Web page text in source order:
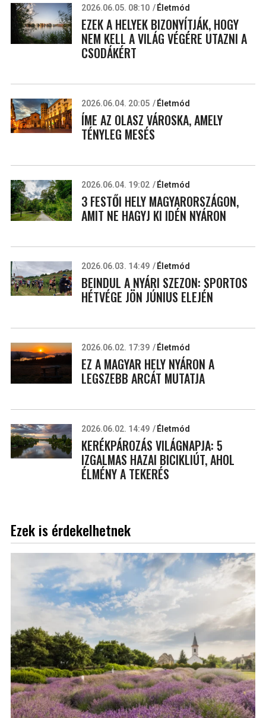
2026.06.05. 08:10 Életmód
EZEK A HELYEK BIZONYÍTJÁK, HOGY
NEM KELL A VILÁG VÉGÉRE UTAZNI A
CSODÁKÉRT
2026.06.04. 20:05 Életmód
ÍME AZ OLASZ VÁROSKA, AMELY
TÉNYLEG MESÉS
2026.06.04. 19:02 Életmód
3 FESTŐI HELY MAGYARORSZÁGON,
AMIT NE HAGYJ KI IDÉN NYÁRON
2026.06.03. 14:49 Életmód
BEINDUL A NYÁRI SZEZON: SPORTOS
HÉTVÉGE JÖN JÚNIUS ELEJÉN
2026.06.02. 17:39 Életmód
EZ A MAGYAR HELY NYÁRON A
LEGSZEBB ARCÁT MUTATJA
2026.06.02. 14:49 Életmód
KERÉKPÁROZÁS VILÁGNAPJA: 5
IZGALMAS HAZAI BICIKLIÚT, AHOL
ÉLMÉNY A TEKERÉS
Ezek is érdekelhetnek